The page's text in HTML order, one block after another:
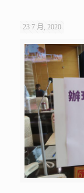
23 7 月, 2020